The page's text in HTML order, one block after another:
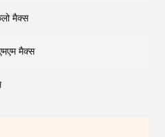
मैक्स
मैक्स